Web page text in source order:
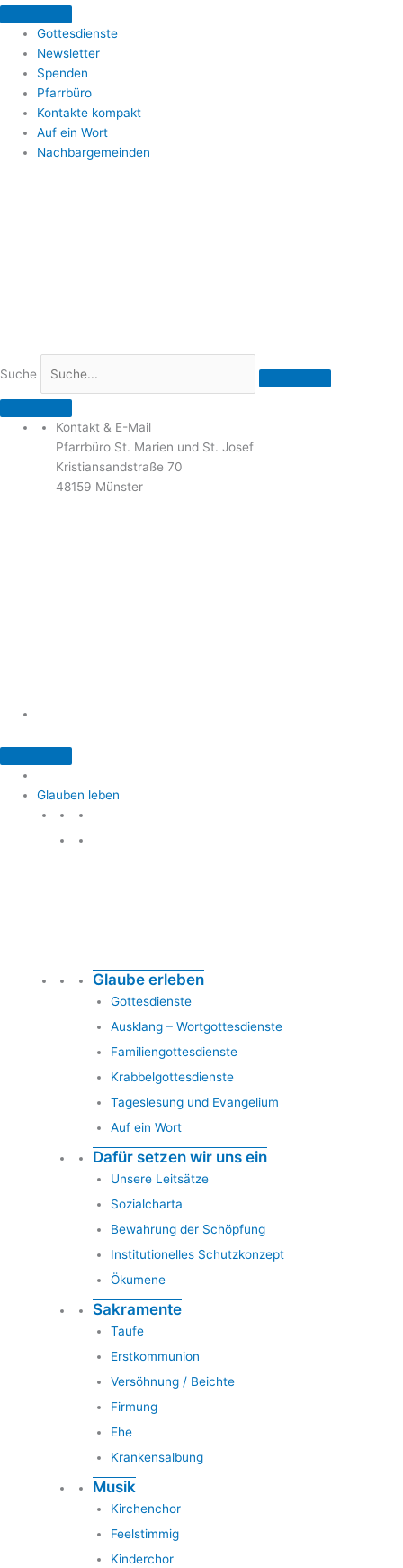
Zum
springen
Gottesdienste
Newsletter
Spenden
Pfarrbüro
Kontakte kompakt
Auf ein Wort
Nachbargemeinden
Suche
Kontakt & E-Mail
Pfarrbüro St. Marien und St. Josef
Kristiansandstraße 70
48159 Münster
Glauben leben
Glaube erleben
Gottesdienste
Ausklang – Wortgottesdienste
Familiengottesdienste
Krabbelgottesdienste
Tageslesung und Evangelium
Auf ein Wort
Dafür setzen wir uns ein
Unsere Leitsätze
Sozialcharta
Bewahrung der Schöpfung
Institutionelles Schutzkonzept
Ökumene
Sakramente
Taufe
Erstkommunion
Versöhnung / Beichte
Firmung
Ehe
Krankensalbung
Musik
Kirchenchor
Feelstimmig
Kinderchor